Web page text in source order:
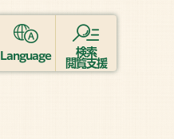
Language
検索
閲覧支援